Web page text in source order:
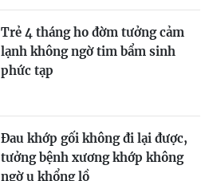
Trẻ 4 tháng ho đờm tưởng cảm
lạnh không ngờ tim bẩm sinh
phức tạp
Đau khớp gối không đi lại được,
tưởng bệnh xương khớp không
ngờ u khổng lồ